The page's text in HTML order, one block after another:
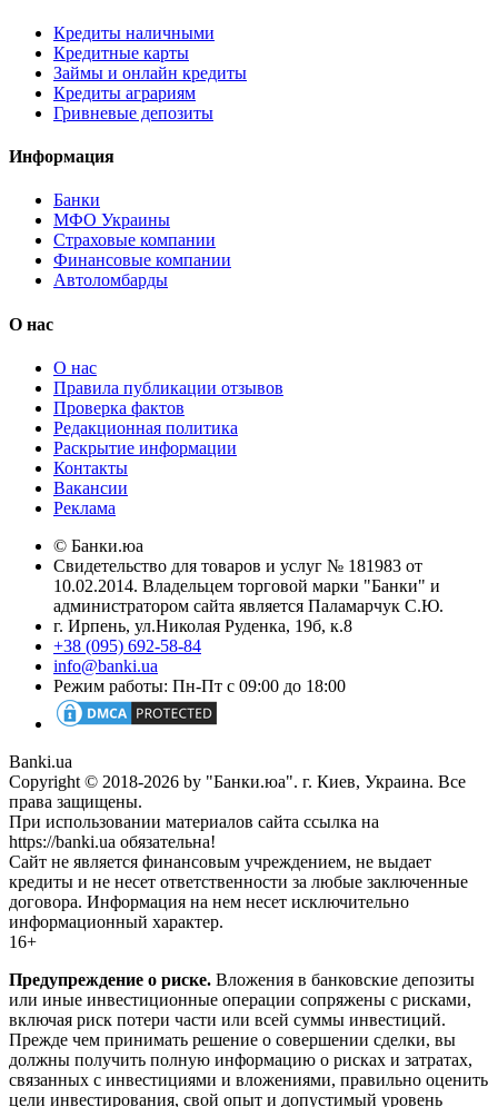
Кредиты наличными
Кредитные карты
Займы и онлайн кредиты
Кредиты аграриям
Гривневые депозиты
Информация
Банки
МФО Украины
Страховые компании
Финансовые компании
Автоломбарды
О нас
О нас
Правила публикации отзывов
Проверка фактов
Редакционная политика
Раскрытие информации
Контакты
Вакансии
Реклама
© Банки.юа
Свидетельство для товаров и услуг № 181983 от
10.02.2014. Владельцем торговой марки "Банки" и
администратором сайта является Паламарчук С.Ю.
г. Ирпень, ул.Николая Руденка, 19б, к.8
+38 (095) 692-58-84
info@banki.ua
Режим работы: Пн-Пт с 09:00 до 18:00
Banki.ua
Copyright © 2018-2026 by "Банки.юа". г. Киев, Украина. Все
права защищены.
При использовании материалов сайта ссылка на
https://banki.ua обязательна!
Сайт не является финансовым учреждением, не выдает
кредиты и не несет ответственности за любые заключенные
договора. Информация на нем несет исключительно
информационный характер.
16+
Предупреждение о риске. Вложения в банковские депозиты
или иные инвестиционные операции сопряжены с рисками,
включая риск потери части или всей суммы инвестиций.
Прежде чем принимать решение о совершении сделки, вы
должны получить полную информацию о рисках и затратах,
связанных с инвестициями и вложениями, правильно оценить
цели инвестирования, свой опыт и допустимый уровень